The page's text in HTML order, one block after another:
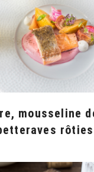
mousseline
rôties